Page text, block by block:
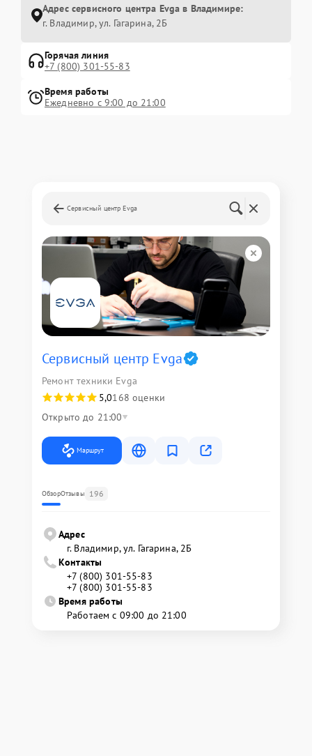
Адрес сервисного центра Evga в Владимире:
г. Владимир, ул. Гагарина, 2Б
Горячая линия
+7 (800) 301-55-83
Время работы
Ежедневно с 9:00 до 21:00
Сервисный центр Evga
Сервисный центр Evga
Ремонт техники Evga
5,0168 оценки
Открыто до 21:00
Маршрут
ОбзорОтзывы 196
Адрес
г. Владимир, ул. Гагарина, 2Б
Контакты
+7 (800) 301-55-83
+7 (800) 301-55-83
Время работы
Работаем с 09:00 до 21:00